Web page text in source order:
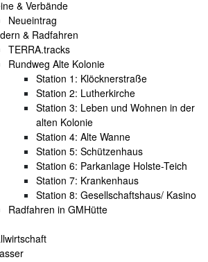
& Verbände
Neueintrag
& Radfahren
TERRA.tracks
Rundweg Alte Kolonie
Station 1: Klöcknerstraße
Station 2: Lutherkirche
Station 3: Leben und Wohnen in der
alten Kolonie
Station 4: Alte Wanne
Station 5: Schützenhaus
Station 6: Parkanlage Holste-Teich
Station 7: Krankenhaus
Station 8: Gesellschaftshaus/ Kasino
Radfahren in GMHütte